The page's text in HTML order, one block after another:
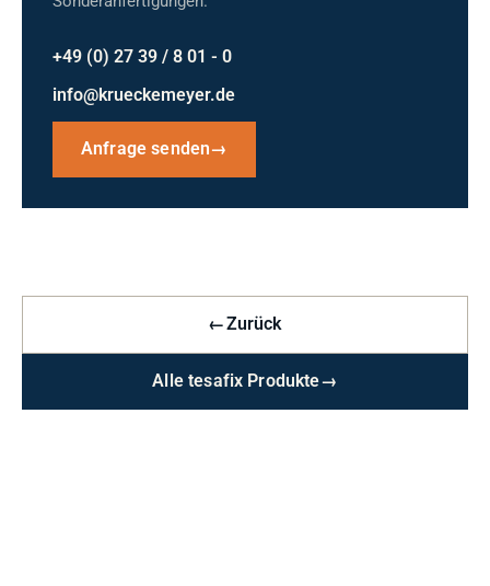
+49 (0) 27 39 / 8 01 - 0
info@krueckemeyer.de
Anfrage senden→
←Zurück
Alle tesafix Produkte→